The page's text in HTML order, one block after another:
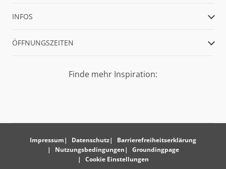
INFOS
ÖFFNUNGSZEITEN
Finde mehr Inspiration:
Impressum Datenschutz
Barrierefreiheitserklärung
Nutzungsbedingungen
Groundingpage
Cookie Einstellungen